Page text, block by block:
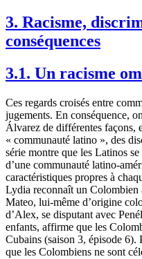
3. Racisme,
conséquences
3.1. Un racisme
Ces regards croisés entre
jugements. En conséquence,
Álvarez de différentes façons,
« communauté latino », des
série montre que les Latinos
d’une communauté latino-
caractéristiques propres à
Lydia reconnaît un Colombien
Mateo, lui-même d’origine
d’Alex, se disputant avec
enfants, affirme que les
Cubains (saison 3, épisode 6).
que les Colombiens ne sont